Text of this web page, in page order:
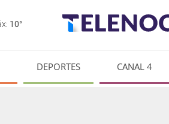
10°
DEPORTES CANAL 4